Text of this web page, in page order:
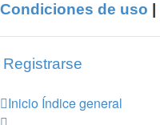
Condiciones de uso
Registrarse
Inicio Índice general